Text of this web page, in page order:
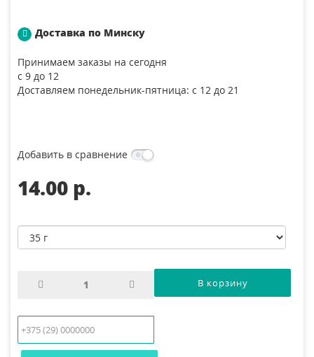
Доставка по Минску
Принимаем заказы на сегодня
с 9 до 12
Доставляем понедельник-пятница: с 12 до 21
Добавить в сравнение
14.00 p.